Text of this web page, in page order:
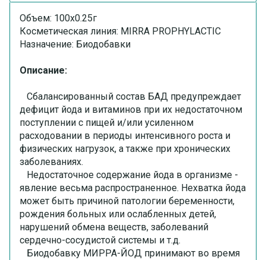
Объем: 100х0.25г
Косметическая линия: MIRRA PROPHYLACTIC
Назначение: Биодобавки
Описание:
Сбалансированный состав БАД предупреждает
дефицит йода и витаминов при их недостаточном
поступлении с пищей и/или усиленном
расходовании в периоды интенсивного роста и
физических нагрузок, а также при хронических
заболеваниях.
Недостаточное содержание йода в организме -
явление весьма распространенное. Нехватка йода
может быть причиной патологии беременности,
рождения больных или ослабленных детей,
нарушений обмена веществ, заболеваний
сердечно-сосудистой системы и т.д.
Биодобавку МИРРА-ЙОД принимают во время